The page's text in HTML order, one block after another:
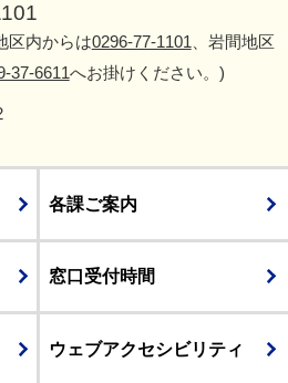
区内からは0296-77-1101 、岩間地区
37-6611へお掛けください。)
各課ご案内
窓口受付時間
ウェブアクセシビリティ